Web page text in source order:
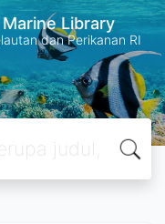
Library
dan Perikanan RI